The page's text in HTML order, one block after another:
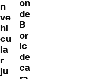
n
ve
hi
cu
la
r
ju
ón
de
B
or
ic
de
ca